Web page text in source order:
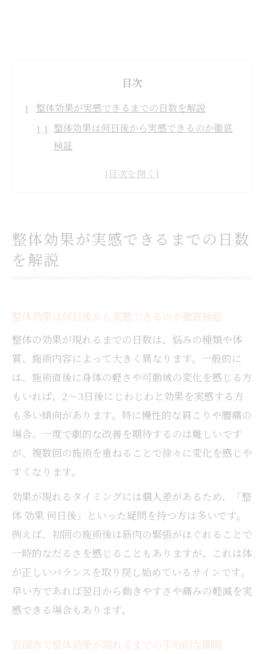
目次
整体効果が実感できるまでの日数を解説
整体効果は何日後から実感できるのか徹底
検証
整体 効果が出る日数に影響する生活習慣と
は
女性が整体 効果を実感しやすいタイミング
岩国市で整体を受けて変化を感じる瞬間
整体を受けてどんな瞬間に効果を感じるの
か解説
岩国市の整体施術で女性に多い実感ポイン
ト
整体効果を感じる期間と身体の変化の特徴
腰痛や肩こり改善に整体が役立つ瞬間に注
目
整体 効果を左右する岩国市ならではのポイ
整体の効能が現れるタイミングはいつ
整体の効能は施術後何日目で現れやすいの
岩国市の整体院で期待できる効果発現の目
安
整体 効果の継続期間と実感しやすい時期
女性が意識すべき整体 効果のタイミング解
整体効果が実感できるまでの日数
を解説
整体効果は何日後から実感できるのか徹底検証
整体の効果が現れるまでの日数は、悩みの種類や体
質、施術内容によって大きく異なります。一般的に
は、施術直後に身体の軽さや可動域の変化を感じる方
もいれば、2～3日後にじわじわと効果を実感する方
も多い傾向があります。特に慢性的な肩こりや腰痛の
場合、一度で劇的な改善を期待するのは難しいです
が、複数回の施術を重ねることで徐々に変化を感じや
すくなります。
効果が現れるタイミングには個人差があるため、「整
体 効果 何日後」といった疑問を持つ方は多いです。
例えば、初回の施術後は筋肉の緊張がほぐれることで
一時的なだるさを感じることもありますが、これは体
が正しいバランスを取り戻し始めているサインです。
早い方であれば翌日から動きやすさや痛みの軽減を実
感できる場合もあります。
岩国市で整体効果が現れるまでの平均的な期間